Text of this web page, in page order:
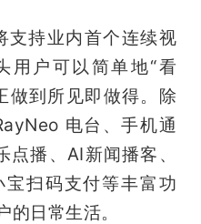
支持业内首个连续视
用户可以简单地“看
做到所见即做得。除
电台、手机通
播、AI新闻播客、
扫码支付等丰富功
日常生活。